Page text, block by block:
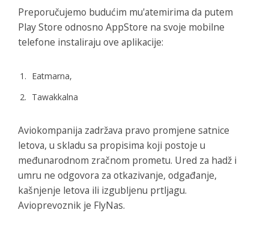
Preporučujemo budućim mu'atemirima da putem
Play Store odnosno AppStore na svoje mobilne
telefone instaliraju ove aplikacije:
Eatmarna,
Tawakkalna
Aviokompanija zadržava pravo promjene satnice
letova, u skladu sa propisima koji postoje u
međunarodnom zračnom prometu. Ured za hadž i
umru ne odgovora za otkazivanje, odgađanje,
kašnjenje letova ili izgubljenu prtljagu.
Avioprevoznik je FlyNas.